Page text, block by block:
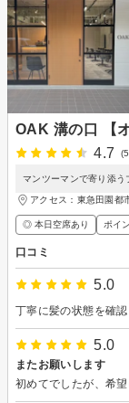
OAK 溝の口 【
4.7
マンツーマンで寄り添う
アクセス：東急田園都
◎ 本日空席あり ポイ
口コミ
5.0
5.0
またお願いします
初めてでしたが、希